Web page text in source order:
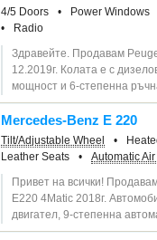
4/5 Doors •
Power Windows
•
Radio
Здравейте. Продавам
12.2019г. Колата е с
мощност и 6-степенна
Mercedes-Benz E 220
Tilt/Adjustable Wheel •
Leather Seats
•
Automatic
Привет на всички!
E220 4Matic 2018г.
двигател, 9-степенна